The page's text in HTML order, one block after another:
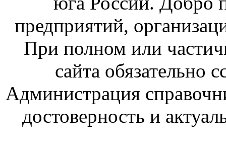
предприятий,
При полном или
сайта обязательно
Администрация
достоверность и